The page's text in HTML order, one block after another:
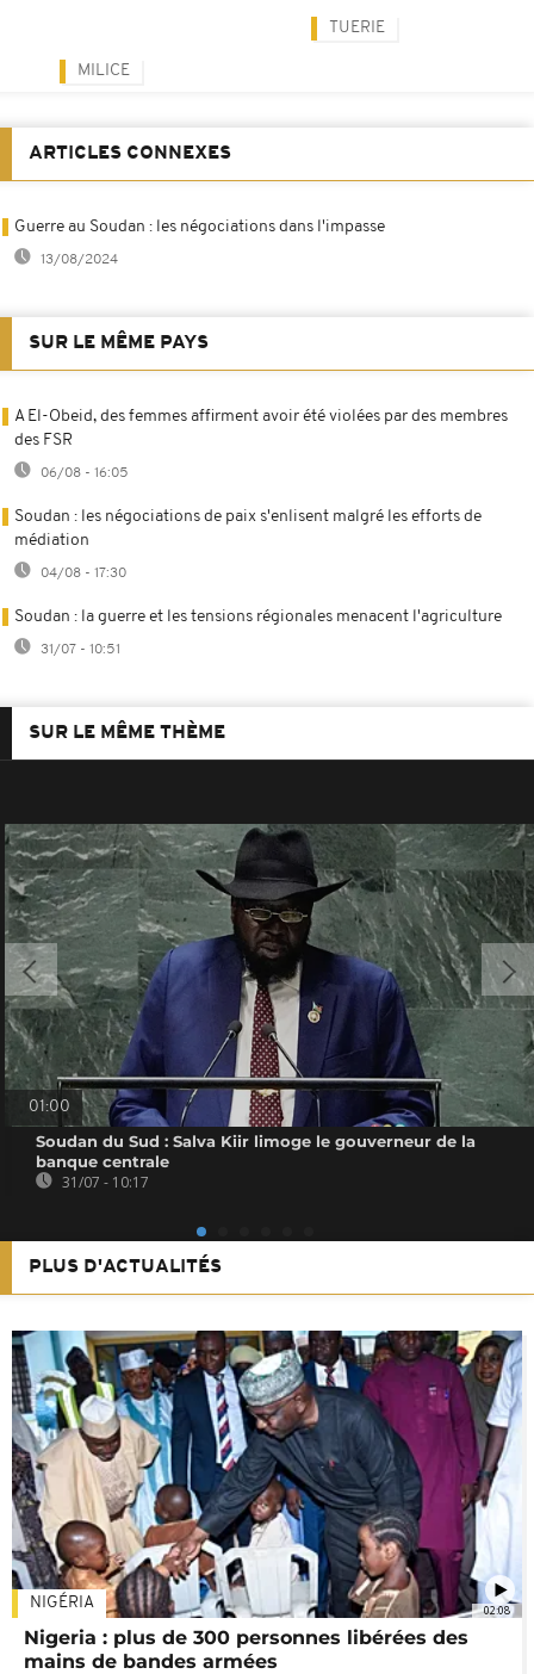
TUERIE
MILICE
ARTICLES CONNEXES
Guerre au Soudan : les négociations dans l'impasse
13/08/2024
SUR LE MÊME PAYS
A El-Obeid, des femmes affirment avoir été violées par des membres
des FSR
06/08 - 16:05
Soudan : les négociations de paix s'enlisent malgré les efforts de
médiation
04/08 - 17:30
Soudan : la guerre et les tensions régionales menacent l'agriculture
31/07 - 10:51
SUR LE MÊME THÈME
01:00
Soudan du Sud : Salva Kiir limoge le gouverneur de la
banque centrale
31/07 - 10:17
PLUS D'ACTUALITÉS
02:08
NIGÉRIA
Nigeria : plus de 300 personnes libérées des
mains de bandes armées